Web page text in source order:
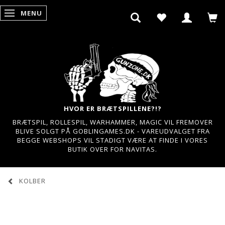
SKIFTE NAVIGATION
MENU
HVOR ER BRÆTSPILLENE?!?
BRÆTSPIL, ROLLESPIL, WARHAMMER, MAGIC VIL FREMOVER
BLIVE SOLGT PÅ GOBLINGAMES.DK - VAREUDVALGET FRA
BEGGE WEBSHOPS VIL STADIGT VÆRE AT FINDE I VORES
BUTIK OVER FOR NAVITAS.
KOLBER